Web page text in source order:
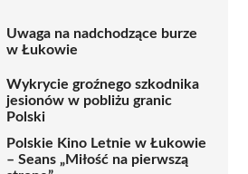
Uwaga na nadchodzące burze
w Łukowie
Wykrycie groźnego szkodnika
jesionów w pobliżu granic
Polski
Polskie Kino Letnie w Łukowie
– Seans „Miłość na pierwszą